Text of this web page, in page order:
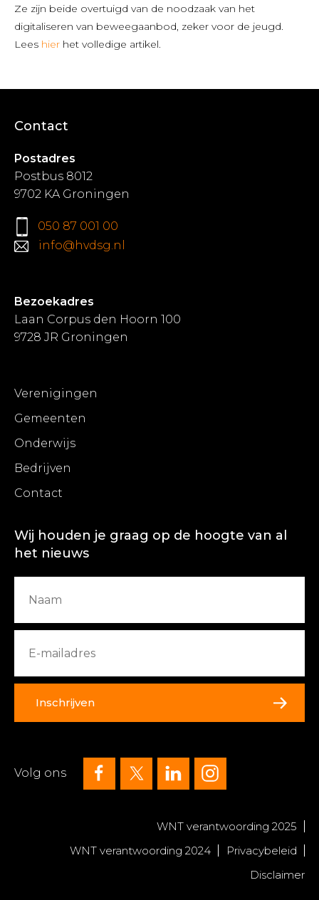
Ze zijn beide overtuigd van de noodzaak van het
digitaliseren van beweegaanbod, zeker voor de jeugd.
Lees hier het volledige artikel.
Contact
Postadres
Postbus 8012
9702 KA Groningen
050 87 001 00
info@hvdsg.nl
Bezoekadres
Laan Corpus den Hoorn 100
9728 JR Groningen
Verenigingen
Gemeenten
Onderwijs
Bedrijven
Contact
Wij houden je graag op de hoogte van al
het nieuws
Inschrijven
Volg ons
WNT verantwoording 2025
WNT verantwoording 2024
Privacybeleid
Disclaimer